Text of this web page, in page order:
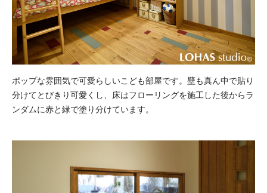
ポップな雰囲気で可愛らしいこども部屋です。壁も真ん中で貼り
分けてとびきり可愛くし、床はフローリングを施工した後からラ
ンダムに赤と緑で塗り分けています。